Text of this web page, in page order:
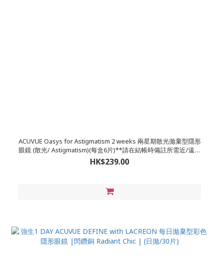
ACUVUE Oasys for Astigmatism 2 weeks 兩星期散光拋棄型隱形
眼鏡 (散光/ Astigmatism)(每盒6片)**請在結帳時備註所需近/遠視
度數
HK$239.00